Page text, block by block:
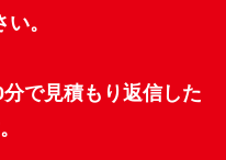
い。
で見積もり返信した